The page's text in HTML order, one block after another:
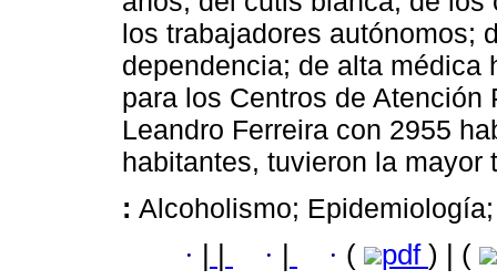
los trabajadores autónomos;
dependencia; de alta médica
para los Centros de
Leandro Ferreira con 2955
habitantes, tuvieron la
: Alcoholismo;
· · · ( pdf ) | (